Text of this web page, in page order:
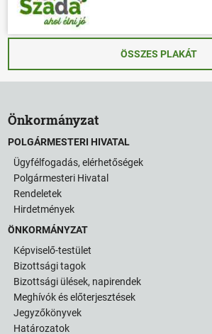
ÖSSZES PLAKÁT
Önkormányzat
POLGÁRMESTERI HIVATAL
Ügyfélfogadás, elérhetőségek
Polgármesteri Hivatal
Rendeletek
Hirdetmények
ÖNKORMÁNYZAT
Képviselő-testület
Bizottsági tagok
Bizottsági ülések, napirendek
Meghívók és előterjesztések
Jegyzőkönyvek
Határozatok